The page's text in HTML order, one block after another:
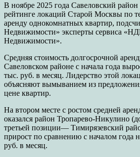
В ноябре 2025 года Савеловский
рейтинге локаций Старой Москвы по
аренду однокомнатных квартир,
Недвижимости» эксперты сервиса
Недвижимости».
Средняя стоимость долгосрочной
Савеловском районе с начала года
тыс. руб. в месяц. Лидерство этой
объясняют вымыванием из
цене квартир.
На втором месте с ростом средней
оказался район Тропарево-Никулино
третьей позиции— Тимирязевский
прирост по сравнению с началом года
руб. в месяц.